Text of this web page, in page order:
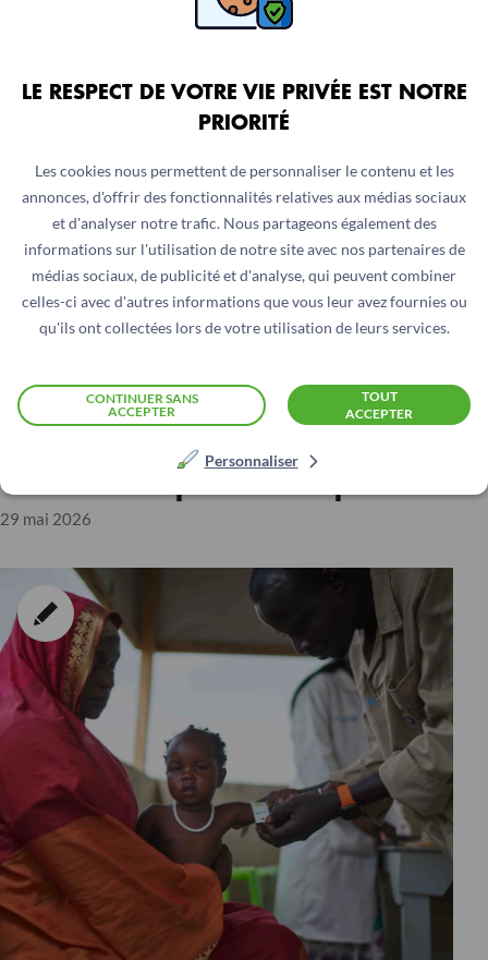
LE RESPECT DE VOTRE VIE PRIVÉE EST NOTRE
PRIORITÉ
Les cookies nous permettent de personnaliser le contenu et les
annonces, d'offrir des fonctionnalités relatives aux médias sociaux
et d'analyser notre trafic. Nous partageons également des
informations sur l'utilisation de notre site avec nos partenaires de
médias sociaux, de publicité et d'analyse, qui peuvent combiner
celles-ci avec d'autres informations que vous leur avez fournies ou
qu'ils ont collectées lors de votre utilisation de leurs services.
TOUT
ACCEPTER
CONTINUER SANS
ACCEPTER
Personnaliser
Virus Ebola : point sur l’épidémie
29 mai 2026